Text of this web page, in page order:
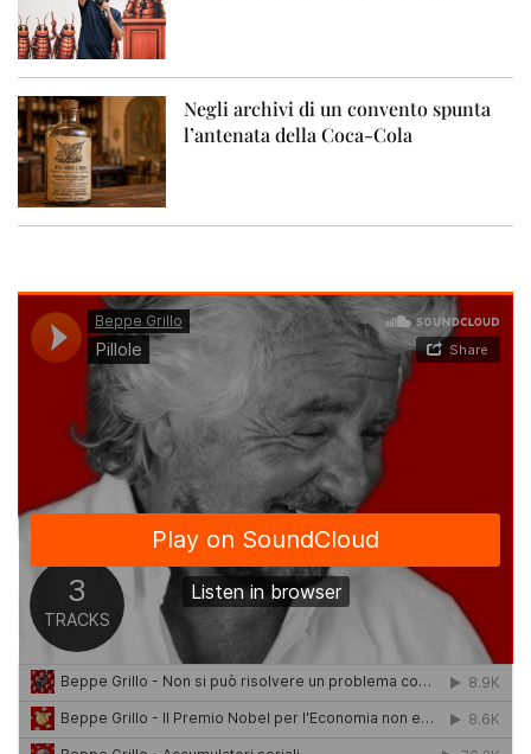
Negli archivi di un convento spunta
l’antenata della Coca-Cola